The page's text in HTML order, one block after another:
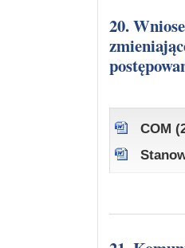
20. Wniosek Rozporządzenie Parlamentu Europejskiego i Rady
COM